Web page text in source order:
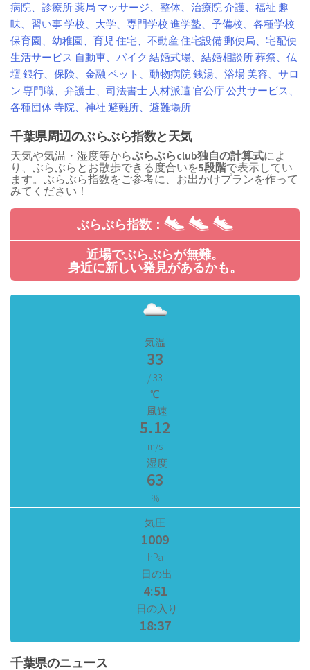
病院、診療所薬局 マッサージ、整体、治療院介護、福祉 趣
味、習い事学校、大学、専門学校 進学塾、予備校、各種学校
保育園、幼稚園、育児 住宅、不動産 住宅設備郵便局、宅配便
生活サービス 自動車、バイク 結婚式場、結婚相談所葬祭、仏
壇 銀行、保険、金融 ペット、動物病院銭湯、浴場 美容、サロ
ン 専門職、弁護士、司法書士 人材派遣 官公庁公共サービス、
各種団体寺院、神社 避難所、避難場所
千葉県周辺のぶらぶら指数と天気
天気や気温・湿度等からぶらぶらclub独自の計算式によ
り、ぶらぶらとお散歩できる度合いを5段階で表示してい
ます。ぶらぶら指数をご参考に、お出かけプランを作って
みてください！
ぶらぶら指数：
近場でぶらぶらが無難。
身近に新しい発見があるかも。
気温
33
/ 33
℃
風速
5.12
m/s
湿度
63
%
気圧
1009
hPa
日の出
4:51
日の入り
18:37
千葉県のニュース